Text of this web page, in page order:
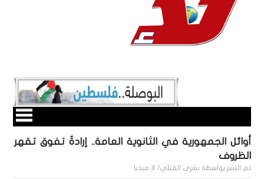
أوائل الجمهورية في الثانوية العامة.. إرادةُ تفوق تقهر
الظروف
تم النشر بواسطة بشرى الغيلي/ لا ميديا